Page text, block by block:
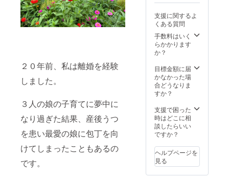
２０年前、私は離婚を経験
しました。
３人の娘の子育てに夢中に
なり過ぎた結果、産後うつ
を患い最愛の娘に包丁を向
けてしまったこともあるの
です。
名）、
ロゴ、
バナー
等。材
質は
載サイ
ズは
5cm×2
0cm。
事項：
支援
時、必
ず備考
載を希
望され
るお名
前をご
て、古
民家の
壁面に
事業が
存続す
り、お
名前プ
レート
をご掲
ていた
だきま
す。
（希望
掲載方
法：文
字（お
名前・
支援に関するよ
くある質問
手数料はいく
らかかります
か？
目標金額に届
かなかった場
合どうなりま
すか？
支援で困った
時はどこに相
談したらいい
ですか？
ヘルプページを
見る